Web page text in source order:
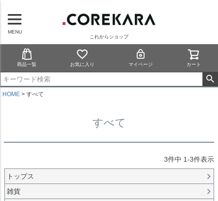
MENU
これからショップ
商品一覧 お気に入り マイページ カート
HOME すべて
すべて
3件中 1-3件表示
トップス
雑貨